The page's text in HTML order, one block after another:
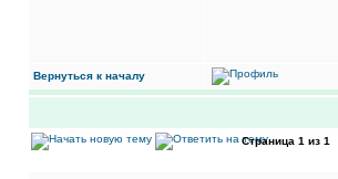
Вернуться к началу
Страница 1 из 1